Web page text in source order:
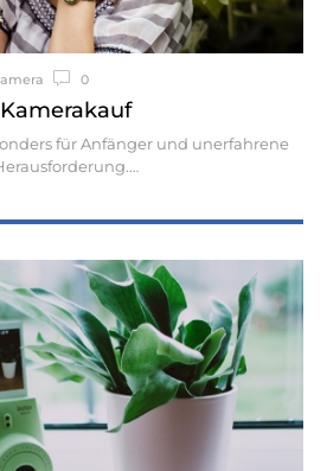
0
für Anfänger und unerfahrene